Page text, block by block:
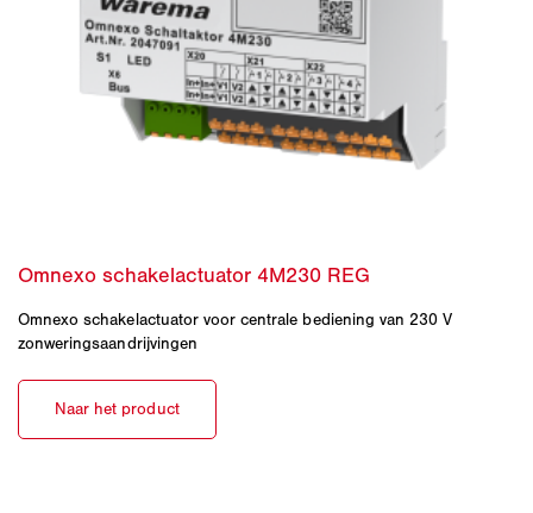
Omnexo schakelactuator voor centrale bediening van 230 V
zonweringsaandrijvingen